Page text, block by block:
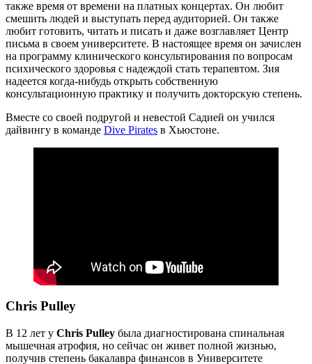
также время от времени на платных концертах. Он любит
смешить людей и выступать перед аудиторией. Он также
любит готовить, читать и писать и даже возглавляет Центр
письма в своем университете. В настоящее время он зачислен
на программу клинического консультирования по вопросам
психического здоровья с надеждой стать терапевтом. Зия
надеется когда-нибудь открыть собственную
консультационную практику и получить докторскую степень.
Вместе со своей подругой и невестой Садией он учился
дайвингу в команде Dive Pirates в Хьюстоне.
Chris Pulley
В 12 лет у Chris Pulley была диагностирована спинальная
мышечная атрофия, но сейчас он живет полной жизнью,
получив степень бакалавра финансов в Университете